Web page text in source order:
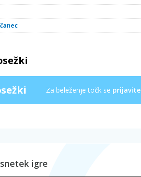
Za beleženje točk se prijavite
igre